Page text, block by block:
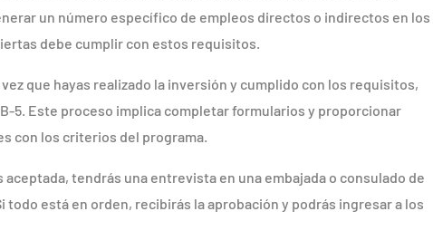
un número específico de empleos directos o indirectos en los
debe cumplir con estos requisitos.
que hayas realizado la inversión y cumplido con los requisitos,
5. Este proceso implica completar formularios y proporcionar
con los criterios del programa.
tendrás una entrevista en una embajada o consulado de
todo está en orden, recibirás la aprobación y podrás ingresar a los